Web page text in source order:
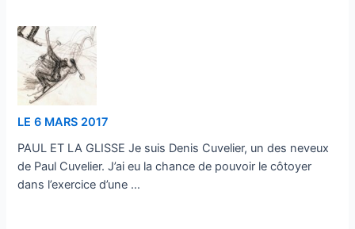
LE 6 MARS 2017
PAUL ET LA GLISSE Je suis Denis Cuvelier, un des neveux
de Paul Cuvelier. J’ai eu la chance de pouvoir le côtoyer
dans l’exercice d’une …